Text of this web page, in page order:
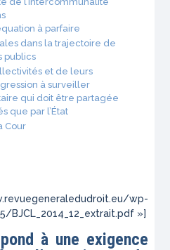
à parfaire
dans la trajectoire de
publics
et de leurs
à surveiller
qui doit être partagée
que par l’État
Cour
wp-
»]
à une exigence